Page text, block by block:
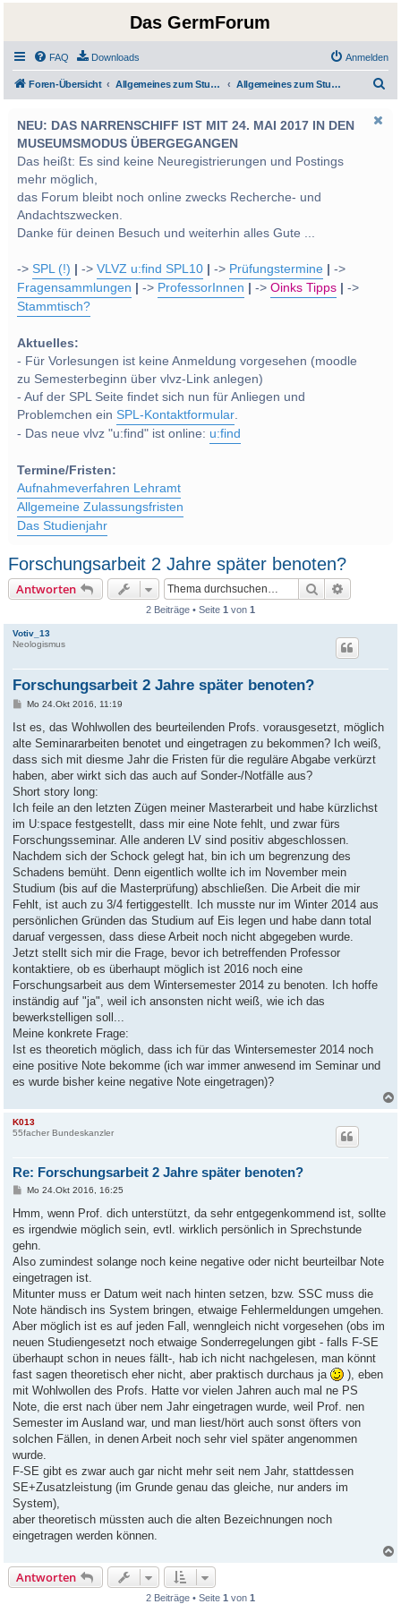
Das GermForum
FAQ Downloads Anmelden
Foren-Übersicht Allgemeines zum Studium und Studentenleben Allgemeines zum Studium
NEU: DAS NARRENSCHIFF IST MIT 24. MAI 2017 IN DEN
MUSEUMSMODUS ÜBERGEGANGEN
Das heißt: Es sind keine Neuregistrierungen und Postings
mehr möglich,
das Forum bleibt noch online zwecks Recherche- und
Andachtszwecken.
Danke für deinen Besuch und weiterhin alles Gute ...
->SPL (!) ->VLVZ u:find SPL10 -> Prüfungstermine
->
Fragensammlungen
-> ProfessorInnen ->Oinks Tipps
->
Stammtisch?
Aktuelles:
- Für Vorlesungen ist keine Anmeldung vorgesehen (moodle
zu Semesterbeginn über vlvz-Link anlegen)
- Auf der SPL Seite findet sich nun für Anliegen und
Problemchen einSPL-Kontaktformular.
- Das neue vlvz "u:find" ist online: u:find
Termine/Fristen:
Aufnahmeverfahren Lehramt
Allgemeine Zulassungsfristen
Das Studienjahr
Forschungsarbeit 2 Jahre später benoten?
Antworten Suche
2 Beiträge • Seite 1 von 1
Votiv_13
Neologismus
Forschungsarbeit 2 Jahre später benoten?
B
i
r
a
Mo 24.Okt 2016, 11:19
Ist es, das Wohlwollen des beurteilenden Profs. vorausgesetzt, möglich
alte Seminararbeiten benotet und eingetragen zu bekommen? Ich weiß,
dass sich mit diesme Jahr die Fristen für die reguläre Abgabe verkürzt
haben, aber wirkt sich das auch auf Sonder-/Notfälle aus?
Short story long:
Ich feile an den letzten Zügen meiner Masterarbeit und habe kürzlichst
im U:space festgestellt, dass mir eine Note fehlt, und zwar fürs
Forschungsseminar. Alle anderen LV sind positiv abgeschlossen.
Nachdem sich der Schock gelegt hat, bin ich um begrenzung des
Schadens bemüht. Denn eigentlich wollte ich im November mein
Studium (bis auf die Masterprüfung) abschließen. Die Arbeit die mir
Fehlt, ist auch zu 3/4 fertiggestellt. Ich musste nur im Winter 2014 aus
persönlichen Gründen das Studium auf Eis legen und habe dann total
daruaf vergessen, dass diese Arbeit noch nicht abgegeben wurde.
Jetzt stellt sich mir die Frage, bevor ich betreffenden Professor
kontaktiere, ob es überhaupt möglich ist 2016 noch eine
Forschungsarbeit aus dem Wintersemester 2014 zu benoten. Ich hoffe
inständig auf "ja", weil ich ansonsten nicht weiß, wie ich das
bewerkstelligen soll...
Meine konkrete Frage:
Ist es theoretich möglich, dass ich für das Wintersemester 2014 noch
eine positive Note bekomme (ich war immer anwesend im Seminar und
es wurde bisher keine negative Note eingetragen)?
K013
55facher Bundeskanzler
Re: Forschungsarbeit 2 Jahre später benoten?
B
i
r
a
Mo 24.Okt 2016, 16:25
Hmm, wenn Prof. dich unterstützt, da sehr entgegenkommend ist, sollte
es irgendwie möglich sein, evtl. wirklich persönlich in Sprechstunde
gehn.
Also zumindest solange noch keine negative oder nicht beurteilbar Note
eingetragen ist.
Mitunter muss er Datum weit nach hinten setzen, bzw. SSC muss die
Note händisch ins System bringen, etwaige Fehlermeldungen umgehen.
Aber möglich ist es auf jeden Fall, wenngleich nicht vorgesehen (obs im
neuen Studiengesetzt noch etwaige Sonderregelungen gibt - falls F-SE
überhaupt schon in neues fällt-, hab ich nicht nachgelesen, man könnt
fast sagen theoretisch eher nicht, aber praktisch durchaus ja
), eben
mit Wohlwollen des Profs. Hatte vor vielen Jahren auch mal ne PS
Note, die erst nach über nem Jahr eingetragen wurde, weil Prof. nen
Semester im Ausland war, und man liest/hört auch sonst öfters von
solchen Fällen, in denen Arbeit noch sehr viel später angenommen
wurde.
F-SE gibt es zwar auch gar nicht mehr seit nem Jahr, stattdessen
SE+Zusatzleistung (im Grunde genau das gleiche, nur anders im
System),
aber theoretisch müssten auch die alten Bezeichnungen noch
eingetragen werden können.
Antworten
2 Beiträge • Seite 1 von 1